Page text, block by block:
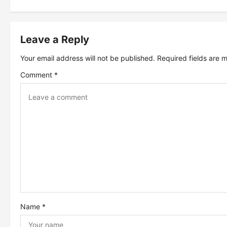
s
t
n
a
t
Leave a Reply
Your email address will not be published. Required fields are
Comment *
Name *